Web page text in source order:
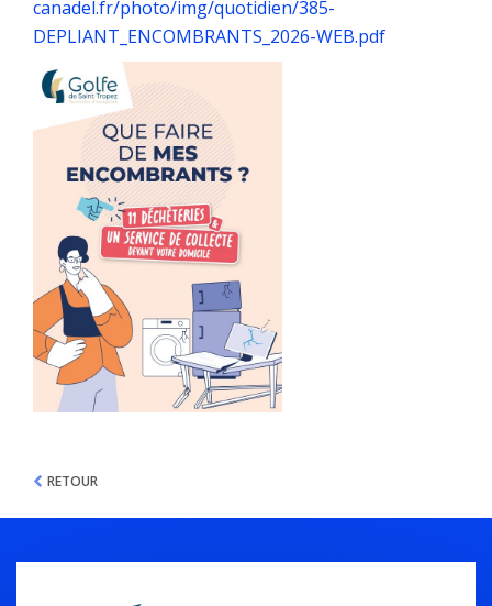
canadel.fr/photo/img/quotidien/385-
DEPLIANT_ENCOMBRANTS_2026-WEB.pdf
RETOUR